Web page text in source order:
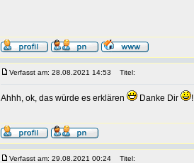
Verfasst am: 28.08.2021 14:53 Titel:
Ahhh, ok, das würde es erklären Danke Dir !
Verfasst am: 29.08.2021 00:24 Titel: